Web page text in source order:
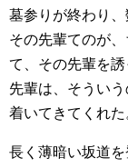
墓参りが終わり、
その先輩てのが
て、その先輩を誘
先輩は、そうい
着いてきてくれた
長く薄暗い坂道を